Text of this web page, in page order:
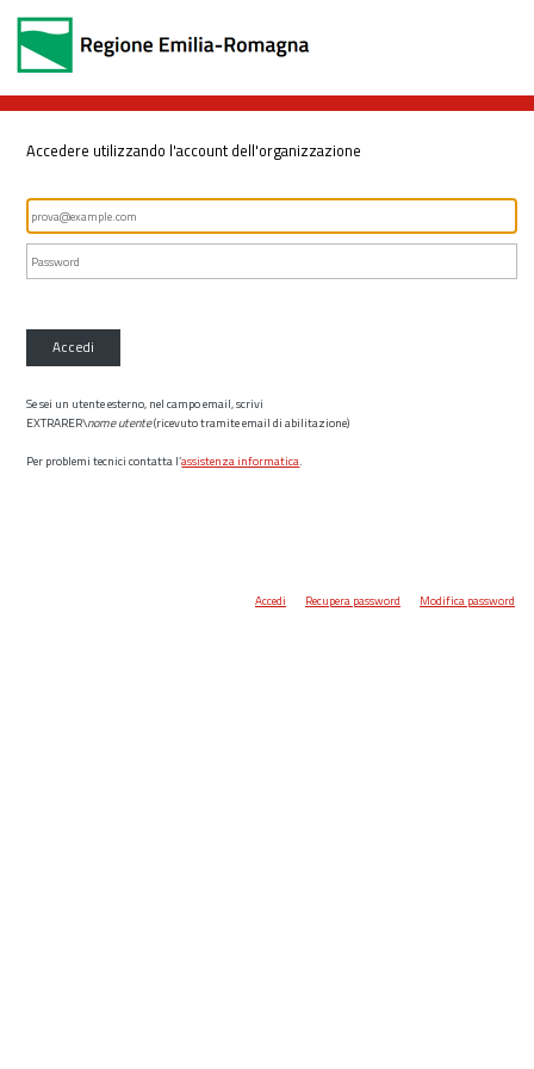
Accedere utilizzando l'account dell'organizzazione
Accedi
Se sei un utente esterno, nel campo email, scrivi
EXTRARER\nome utente(ricevuto tramite email di abilitazione)
Per problemi tecnici contatta l’assistenza informatica.
Accedi Recupera password Modifica password